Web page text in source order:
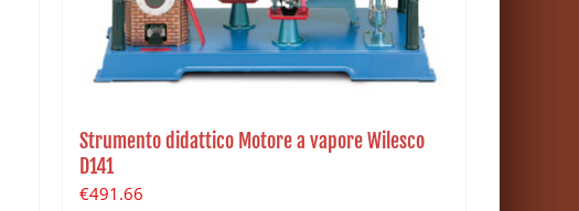
Strumento didattico Motore a vapore Wilesco
D141
€491.66